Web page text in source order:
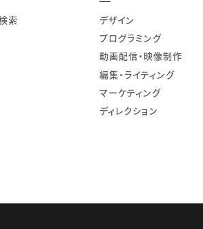
索
デザイン
プログラミング
動画配信・映像制作
編集・ライティング
マーケティング
ディレクション